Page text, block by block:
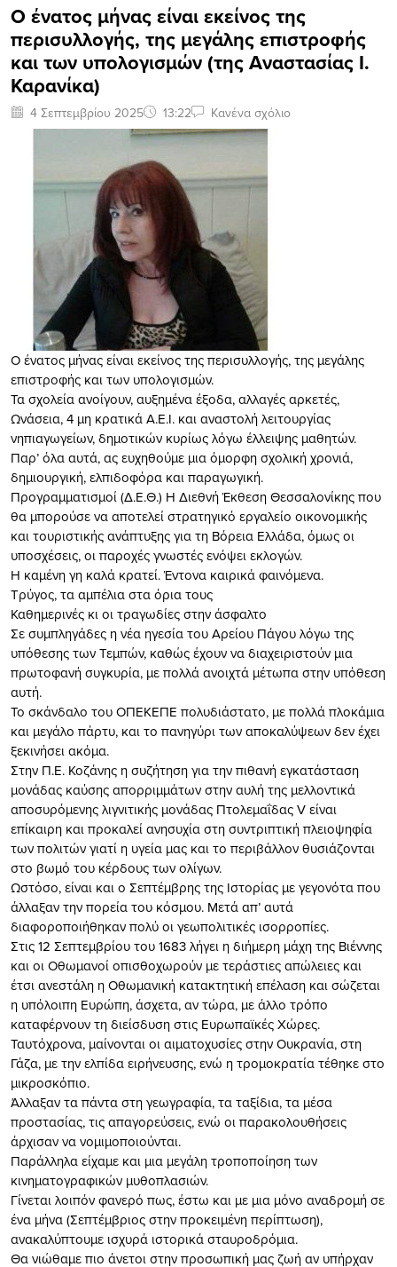
Ο ένατος μήνας είναι εκείνος της
περισυλλογής, της μεγάλης επιστροφής
και των υπολογισμών (της Αναστασίας Ι.
Καρανίκα)
4 Σεπτεμβρίου 2025 13:22 Κανένα σχόλιο
Ο ένατος μήνας είναι εκείνος της περισυλλογής, της μεγάλης
επιστροφής και των υπολογισμών.
Τα σχολεία ανοίγουν, αυξημένα έξοδα, αλλαγές αρκετές,
Ωνάσεια, 4 μη κρατικά Α.Ε.Ι. και αναστολή λειτουργίας
νηπιαγωγείων, δημοτικών κυρίως λόγω έλλειψης μαθητών.
Παρ’ όλα αυτά, ας ευχηθούμε μια όμορφη σχολική χρονιά,
δημιουργική, ελπιδοφόρα και παραγωγική.
Προγραμματισμοί (Δ.Ε.Θ.) Η Διεθνή Έκθεση Θεσσαλονίκης που
θα μπορούσε να αποτελεί στρατηγικό εργαλείο οικονομικής
και τουριστικής ανάπτυξης για τη Βόρεια Ελλάδα, όμως οι
υποσχέσεις, οι παροχές γνωστές ενόψει εκλογών.
Η καμένη γη καλά κρατεί. Έντονα καιρικά φαινόμενα.
Τρύγος, τα αμπέλια στα όρια τους
Καθημερινές κι οι τραγωδίες στην άσφαλτο
Σε συμπληγάδες η νέα ηγεσία του Αρείου Πάγου λόγω της
υπόθεσης των Τεμπών, καθώς έχουν να διαχειριστούν μια
πρωτοφανή συγκυρία, με πολλά ανοιχτά μέτωπα στην υπόθεση
αυτή.
Το σκάνδαλο του ΟΠΕΚΕΠΕ πολυδιάστατο, με πολλά πλοκάμια
και μεγάλο πάρτυ, και το πανηγύρι των αποκαλύψεων δεν έχει
ξεκινήσει ακόμα.
Στην Π.Ε. Κοζάνης η συζήτηση για την πιθανή εγκατάσταση
μονάδας καύσης απορριμμάτων στην αυλή της μελλοντικά
αποσυρόμενης λιγνιτικής μονάδας Πτολεμαΐδας V είναι
επίκαιρη και προκαλεί ανησυχία στη συντριπτική πλειοψηφία
των πολιτών γιατί η υγεία μας και το περιβάλλον θυσιάζονται
στο βωμό του κέρδους των ολίγων.
Ωστόσο, είναι και ο Σεπτέμβρης της Ιστορίας με γεγονότα που
άλλαξαν την πορεία του κόσμου. Μετά απ’ αυτά
διαφοροποιήθηκαν πολύ οι γεωπολιτικές ισορροπίες.
Στις 12 Σεπτεμβρίου του 1683 λήγει η διήμερη μάχη της Βιέννης
και οι Οθωμανοί οπισθοχωρούν με τεράστιες απώλειες και
έτσι ανεστάλη η Οθωμανική κατακτητική επέλαση και σώζεται
η υπόλοιπη Ευρώπη, άσχετα, αν τώρα, με άλλο τρόπο
καταφέρνουν τη διείσδυση στις Ευρωπαϊκές Χώρες.
Ταυτόχρονα, μαίνονται οι αιματοχυσίες στην Ουκρανία, στη
Γάζα, με την ελπίδα ειρήνευσης, ενώ η τρομοκρατία τέθηκε στο
μικροσκόπιο.
Άλλαξαν τα πάντα στη γεωγραφία, τα ταξίδια, τα μέσα
προστασίας, τις απαγορεύσεις, ενώ οι παρακολουθήσεις
άρχισαν να νομιμοποιούνται.
Παράλληλα είχαμε και μια μεγάλη τροποποίηση των
κινηματογραφικών μυθοπλασιών.
Γίνεται λοιπόν φανερό πως, έστω και με μια μόνο αναδρομή σε
ένα μήνα (Σεπτέμβριος στην προκειμένη περίπτωση),
ανακαλύπτουμε ισχυρά ιστορικά σταυροδρόμια.
Θα νιώθαμε πιο άνετοι στην προσωπική μας ζωή αν υπήρχαν